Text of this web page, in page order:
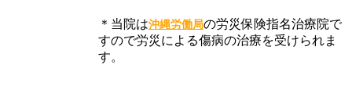
＊当院は沖縄労働局の労災保険指名治療院で
すので労災による傷病の治療を受けられま
す。